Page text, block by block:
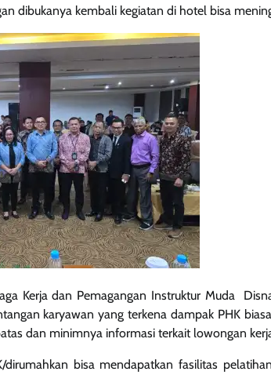
dibukanya kembali kegiatan di hotel bisa
Kerja dan Pemagangan Instruktur Muda
karyawan yang terkena dampak PHK
dan minimnya informasi terkait lowongan
dirumahkan bisa mendapatkan fasilitas